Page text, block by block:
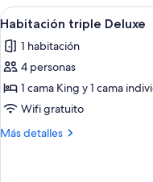
Abrir
todas
las
fotos
de
Habitación
triple
7
Habitación triple Deluxe
1 habitación
4 personas
1 cama King y 1 cama
Wifi gratuito
Más detalles
Más